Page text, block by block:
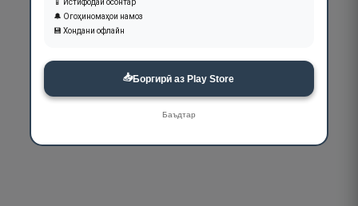
📱 Истифодаи осонтар
🔔 Огоҳиномаҳои намоз
💾 Хондани офлайн
📥Боргирӣ аз Play Store
Баъдтар